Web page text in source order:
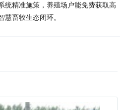
统精准施策，养殖场户能免费获取高
畜牧生态闭环。